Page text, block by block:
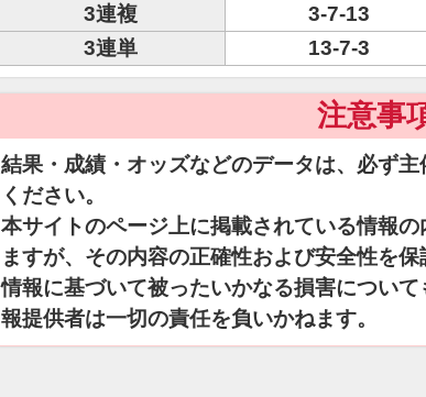
3連複
3-7-13
3連単
13-7-3
注意事
結果・成績・オッズなどのデータは、必ず
ください。
本サイトのページ上に掲載されている情報
ますが、その内容の正確性および安全性を
情報に基づいて被ったいかなる損害につい
報提供者は一切の責任を負いかねます。